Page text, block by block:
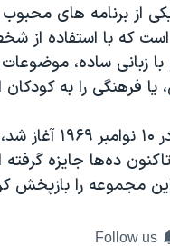
از برنامه های
است که با استفاده از
زبانی ساده،
یا فرهنگی را به کودکان
این مجموعه که در ۱۰
ده‌ها جایزه
Follow us